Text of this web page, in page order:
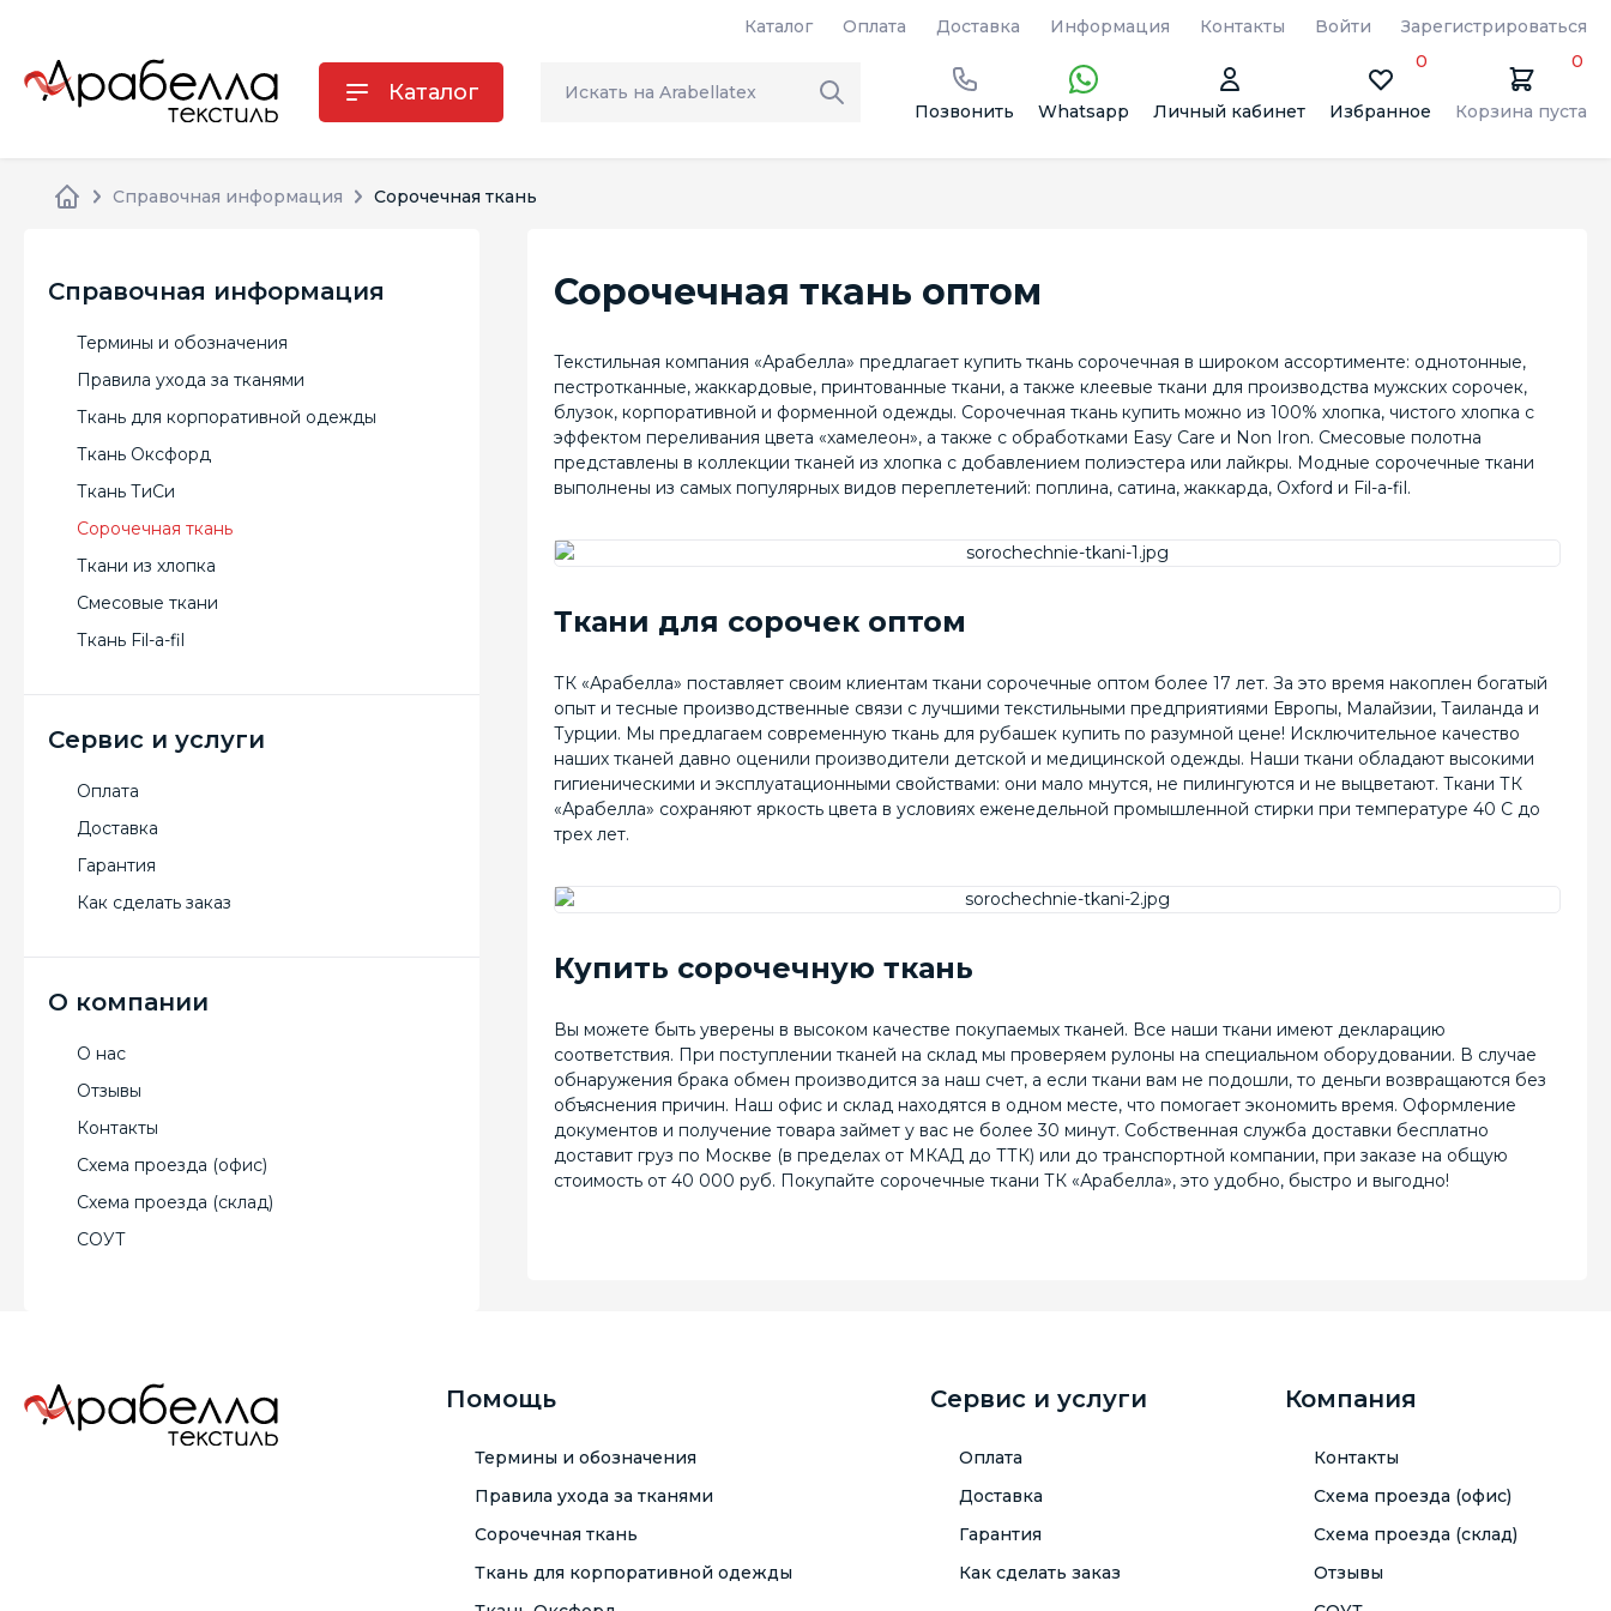
Каталог Оплата Доставка Информация Контакты Войти Зарегистрироваться
Каталог
Позвонить Whatsapp Личный кабинет Избранное
0
Корзина пуста
0
Справочная информация Сорочечная ткань
Справочная информация
Термины и обозначения
Правила ухода за тканями
Ткань для корпоративной одежды
Ткань Оксфорд
Ткань ТиСи
Сорочечная ткань
Ткани из хлопка
Смесовые ткани
Ткань Fil-a-fil
Сервис и услуги
Оплата
Доставка
Гарантия
Как сделать заказ
О компании
О нас
Отзывы
Контакты
Схема проезда (офис)
Схема проезда (склад)
СОУТ
Сорочечная ткань оптом
Текстильная компания «Арабелла» предлагает купить ткань сорочечная в широком ассортименте: однотонные,
пестротканные, жаккардовые, принтованные ткани, а также клеевые ткани для производства мужских сорочек,
блузок, корпоративной и форменной одежды. Сорочечная ткань купить можно из 100% хлопка, чистого хлопка c
эффектом переливания цвета «хамелеон», а также с обработками Easy Care и Non Iron. Смесовые полотна
представлены в коллекции тканей из хлопка с добавлением полиэстера или лайкры. Модные сорочечные ткани
выполнены из самых популярных видов переплетений: поплина, сатина, жаккарда, Oxford и Fil-a-fil.
Ткани для сорочек оптом
ТК «Арабелла» поставляет своим клиентам ткани сорочечные оптом более 17 лет. За это время накоплен богатый
опыт и тесные производственные связи с лучшими текстильными предприятиями Европы, Малайзии, Таиланда и
Турции. Мы предлагаем современную ткань для рубашек купить по разумной цене! Исключительное качество
наших тканей давно оценили производители детской и медицинской одежды. Наши ткани обладают высокими
гигиеническими и эксплуатационными свойствами: они мало мнутся, не пилингуются и не выцветают. Ткани ТК
«Арабелла» сохраняют яркость цвета в условиях еженедельной промышленной стирки при температуре 40 C до
трех лет.
Купить сорочечную ткань
Вы можете быть уверены в высоком качестве покупаемых тканей. Все наши ткани имеют декларацию
соответствия. При поступлении тканей на склад мы проверяем рулоны на специальном оборудовании. В случае
обнаружения брака обмен производится за наш счет, а если ткани вам не подошли, то деньги возвращаются без
объяснения причин. Наш офис и склад находятся в одном месте, что помогает экономить время. Оформление
документов и получение товара займет у вас не более 30 минут. Собственная служба доставки бесплатно
доставит груз по Москве (в пределах от МКАД до ТТК) или до транспортной компании, при заказе на общую
стоимость от 40 000 руб. Покупайте сорочечные ткани ТК «Арабелла», это удобно, быстро и выгодно!
Помощь
Термины и обозначения
Правила ухода за тканями
Сорочечная ткань
Ткань для корпоративной одежды
Сервис и услуги
Оплата
Доставка
Гарантия
Как сделать заказ
Компания
Контакты
Схема проезда (офис)
Схема проезда (склад)
Отзывы